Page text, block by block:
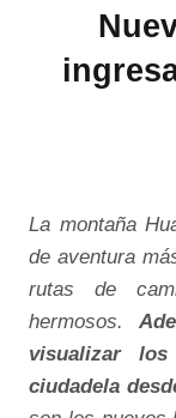
La montaña
de aventura
rutas de
hermosos.
visualizar
ciudadela